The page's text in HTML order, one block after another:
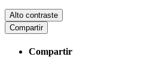
Alto contraste
Compartir
Compartir